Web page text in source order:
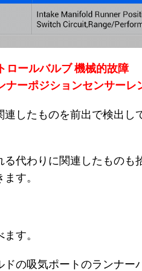
ールバルブ 機械的故障
ーポジションセンサーレ
したものを前出で検出し
代わりに関連したものも
す。
す。
の吸気ポートのランナー